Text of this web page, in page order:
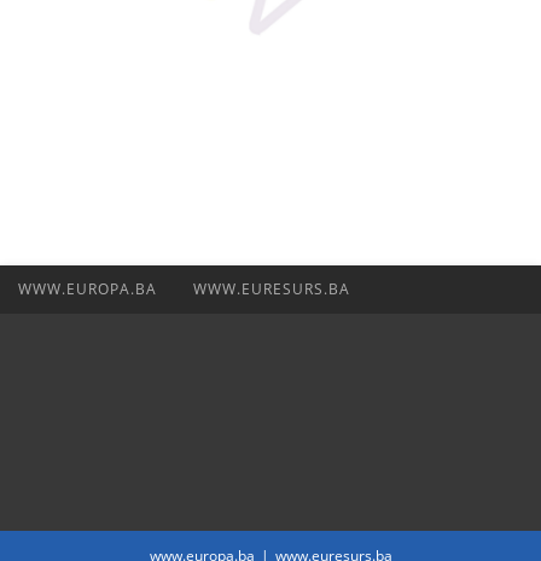
WWW.EUROPA.BA WWW.EURESURS.BA
www.europa.ba www.euresurs.ba